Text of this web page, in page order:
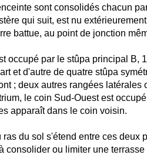
sont consolidés chacun
qui suit, est nu
battue, au point de jonction
occupé par le stûpa principal B,
et d'autre de quatre stûpa
; deux autres rangées latérales
le coin Sud-Ouest est
apparaît dans le coin voisin.
du sol s'étend entre ces deux
consolider ou limiter une